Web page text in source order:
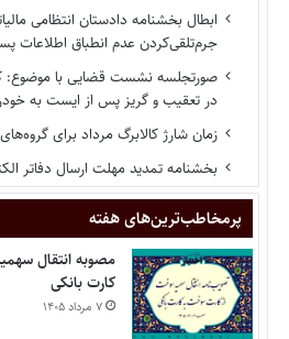
ابطال بخشنامه دادستان انتظامی
جرم‌تلقی‌کردن عدم انطباق اطلاعات
صورتجلسه نشست قضایی با موضوع:
در تعقیب و گریز پس از ایست به
زمان شارژ کالابرگ مرداد برای
بخشنامه تمدید مهلت ارسال دفاتر
پر‌مخاطب‌ترین‌های هفته
مصوبه انتقال
کارت بانکی
۷ مرداد ۱۴۰۵